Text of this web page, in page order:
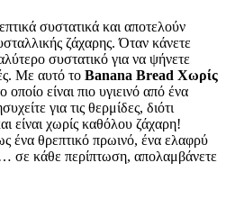
συστατικά και αποτελούν
ζάχαρης. Όταν κάνετε
συστατικό για να ψήνετε
Με αυτό το Banana Bread Χωρίς
οποίο είναι πιο υγιεινό από ένα
για τις θερμίδες, διότι
είναι χωρίς καθόλου ζάχαρη!
ένα θρεπτικό πρωινό, ένα ελαφρύ
σε κάθε περίπτωση, απολαμβάνετε